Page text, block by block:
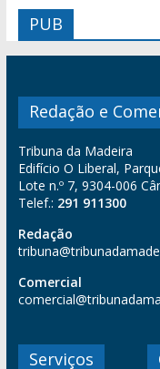
PUB
Redação e
Tribuna da Madeira
Edifício O Liberal,
Lote n.º 7, 9304-006
Telef.: 291 911300
Redação
Comercial
Serviços